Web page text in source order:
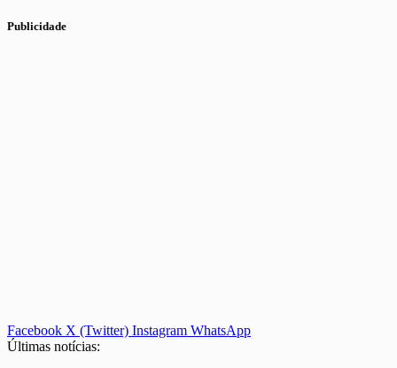
Publicidade
Facebook X (Twitter) Instagram WhatsApp
Últimas notícias: